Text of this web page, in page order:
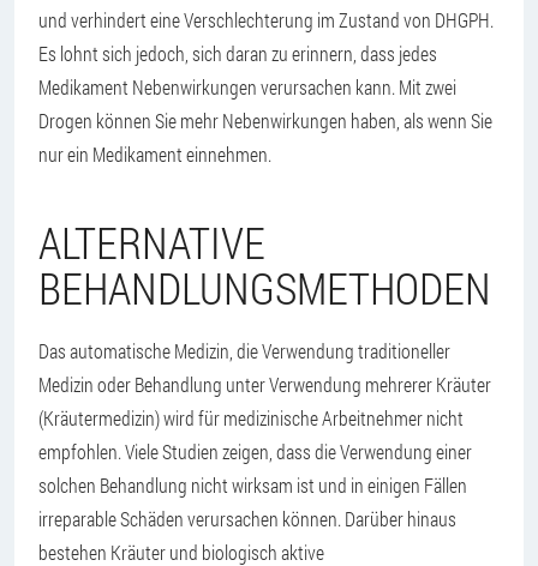
und verhindert eine Verschlechterung im Zustand von DHGPH.
Es lohnt sich jedoch, sich daran zu erinnern, dass jedes
Medikament Nebenwirkungen verursachen kann. Mit zwei
Drogen können Sie mehr Nebenwirkungen haben, als wenn Sie
nur ein Medikament einnehmen.
ALTERNATIVE
BEHANDLUNGSMETHODEN
Das automatische Medizin, die Verwendung traditioneller
Medizin oder Behandlung unter Verwendung mehrerer Kräuter
(Kräutermedizin) wird für medizinische Arbeitnehmer nicht
empfohlen. Viele Studien zeigen, dass die Verwendung einer
solchen Behandlung nicht wirksam ist und in einigen Fällen
irreparable Schäden verursachen können. Darüber hinaus
bestehen Kräuter und biologisch aktive